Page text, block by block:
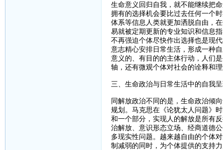
生命意义回归自我，就不能继续把
拥有的选择机会要比过去任何一个
体系等信息人类就更加洒脱自由，
易就被定期更新的专业知识和信息
不再强迫个体尽快作出选择也是现
意志精心安排日常生活，形成一种
意义的、有目的的主体行动，人们
轴，还有微观个体对社会的诠释和
三、生命政治与日常生活中的自我
同解放政治不同的是，生命政治倾
规划。马克思在《论犹太人问题》
和一个部分，实现人的解放是所有
治解放、意识形态立场、经商道德
多现实性问题。越来越自由的个体
制减弱的同时，为个体提供的支持